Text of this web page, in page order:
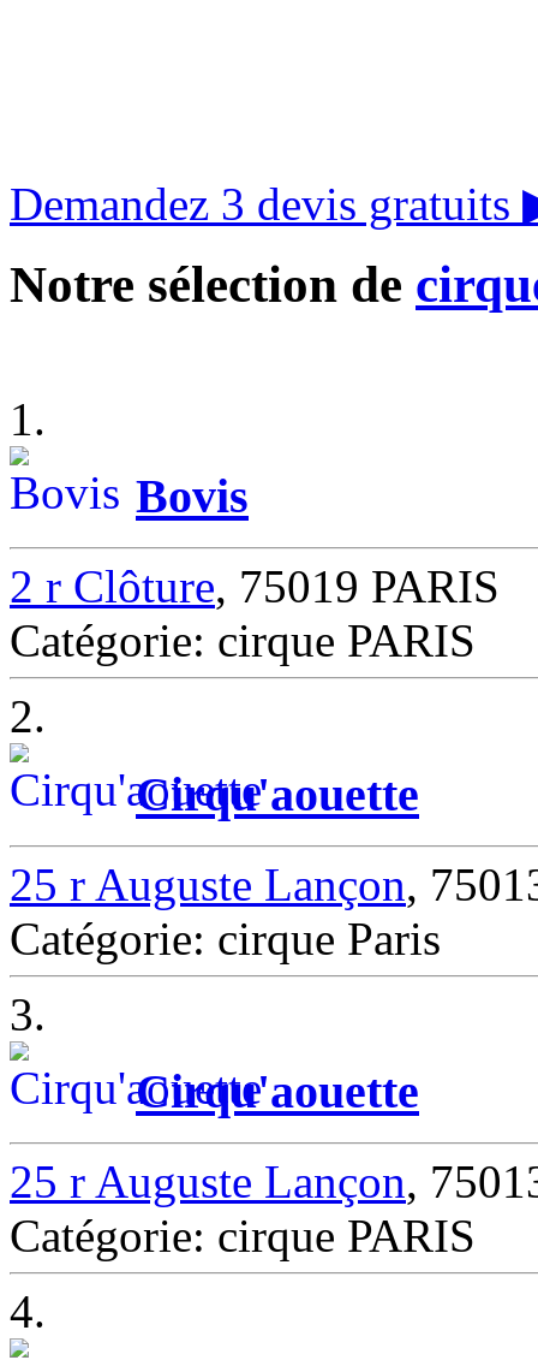
Demandez 3 devis gratuits
Notre sélection de
1.
Bovis
2 r Clôture, 75019 PARIS
Catégorie: cirque PARIS
2.
Cirqu'aouette
25 r Auguste Lançon,
Catégorie: cirque Paris
3.
Cirqu'aouette
25 r Auguste Lançon,
Catégorie: cirque PARIS
4.